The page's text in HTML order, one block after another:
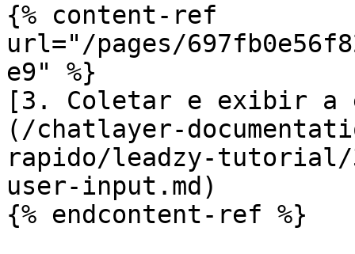
{% content-ref
url="/pages/
e9" %}
[3. Coletar e exibir a
(/chatlayer-
rapido/leadzy-
user-input.md)
{% endcontent-ref %}